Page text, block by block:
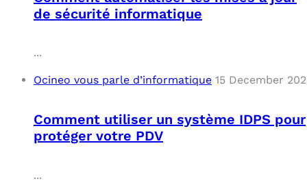
de sécurité informatique
...
Ocineo vous parle d’informatique 15 December
Comment utiliser un système IDPS pour
protéger votre PDV
...